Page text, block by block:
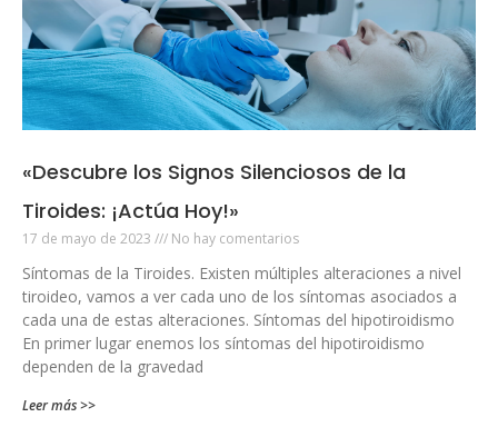
«Descubre los Signos Silenciosos de la
Tiroides: ¡Actúa Hoy!»
17 de mayo de 2023 No hay comentarios
Síntomas de la Tiroides. Existen múltiples alteraciones a nivel
tiroideo, vamos a ver cada uno de los síntomas asociados a
cada una de estas alteraciones. Síntomas del hipotiroidismo
En primer lugar enemos los síntomas del hipotiroidismo
dependen de la gravedad
Leer más >>